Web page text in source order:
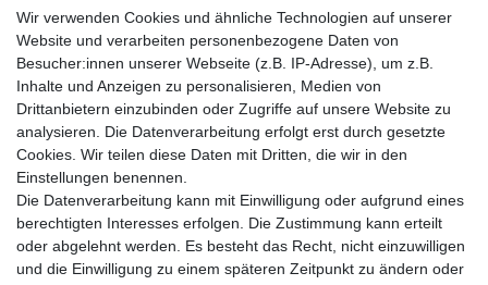
immer es möglich ist, auf den Einsatz von Kunststoffen und
Plastik.
Wir verwenden Cookies und ähnliche Technologien auf unserer
Website und verarbeiten personenbezogene Daten von
Besucher:innen unserer Webseite (z.B. IP-Adresse), um z.B.
Inhalte und Anzeigen zu personalisieren, Medien von
Drittanbietern einzubinden oder Zugriffe auf unsere Website zu
analysieren. Die Datenverarbeitung erfolgt erst durch gesetzte
Cookies. Wir teilen diese Daten mit Dritten, die wir in den
Einstellungen benennen.
Die Datenverarbeitung kann mit Einwilligung oder aufgrund eines
berechtigten Interesses erfolgen. Die Zustimmung kann erteilt
oder abgelehnt werden. Es besteht das Recht, nicht einzuwilligen
und die Einwilligung zu einem späteren Zeitpunkt zu ändern oder